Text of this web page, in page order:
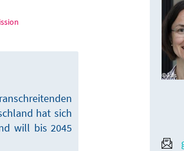
hat sich
will bis 2045
kas